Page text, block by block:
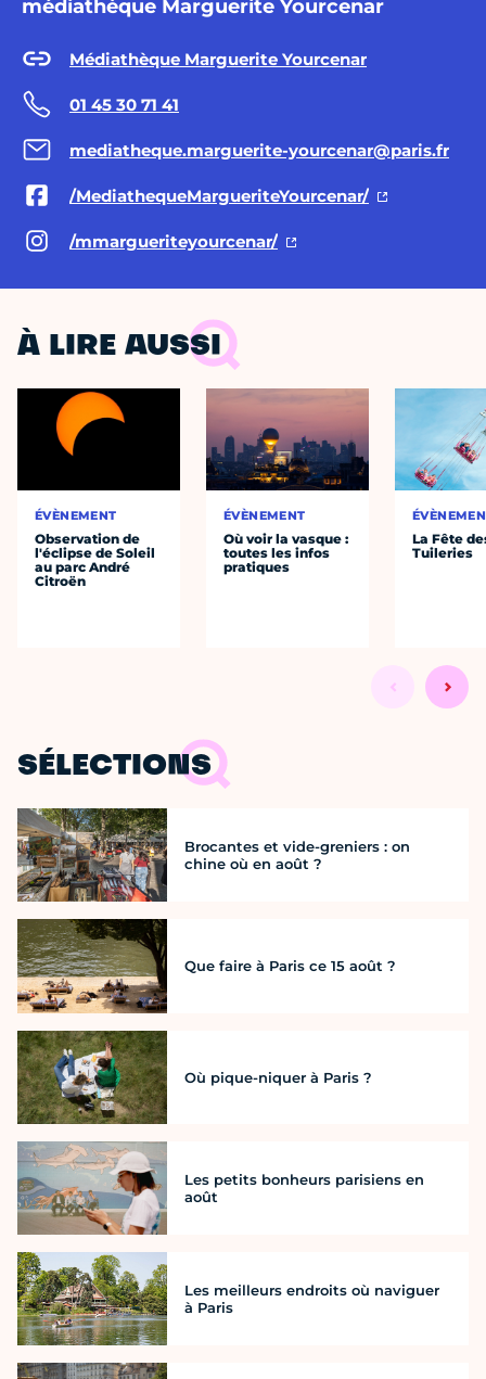
médiathèque Marguerite Yourcenar
Médiathèque Marguerite Yourcenar
01 45 30 71 41
mediatheque.marguerite-yourcenar@paris.fr
/MediathequeMargueriteYourcenar/
/mmargueriteyourcenar/
À LIRE AUSSI
ÉVÈNEMENT
Observation de
l'éclipse de Soleil
au parc André
Citroën
ÉVÈNEMENT
Où voir la vasque :
toutes les infos
pratiques
La Fête
Tuileries
SÉLECTIONS
Brocantes et vide-greniers : on
chine où en août ?
Que faire à Paris ce 15 août ?
Où pique-niquer à Paris ?
Les petits bonheurs parisiens en
août
Les meilleurs endroits où naviguer
à Paris